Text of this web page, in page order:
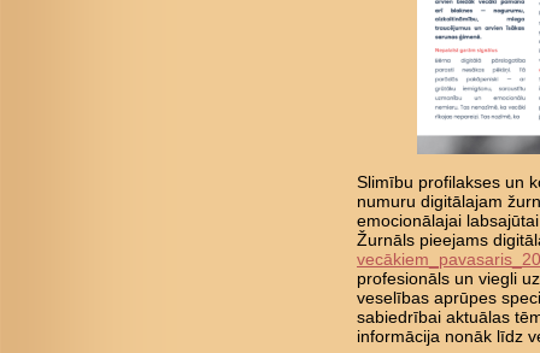
Slimību profilakses un
numuru digitālajam
emocionālajai
Žurnāls pieejams
profesionāls un viegli
veselības aprūpes
sabiedrībai aktuālas
informācija nonāk